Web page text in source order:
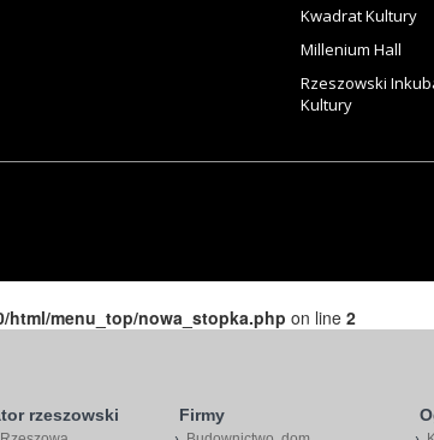
Kwadrat Kultury
Millenium Hall
Rzeszowski
Kultury
html/menu_top/nowa_stopka.php on line 2
rzeszowski Firmy